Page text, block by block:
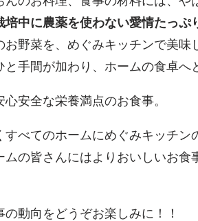
培中に農薬を使わない愛情たっぷ
お野菜を、めぐみキッチンで美
と手間が加わり、ホームの食卓へ
安全な栄養満点のお食事。
すべてのホームにめぐみキッチ
ムの皆さんにはよりおいしいお
動向をどうぞお楽しみに！！